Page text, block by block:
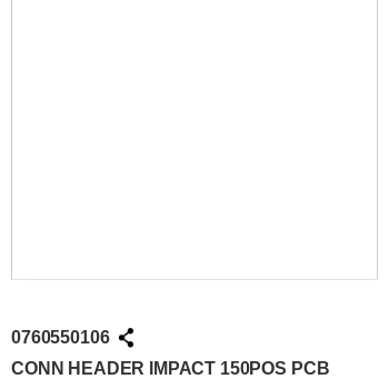
0760550106
CONN HEADER IMPACT 150POS PCB